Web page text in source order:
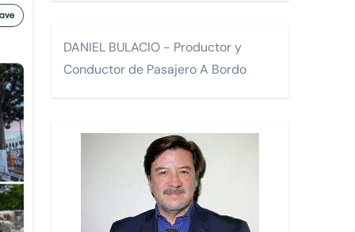
para la comunidad LGTBI en un encuentro
DANIEL BULACIO - Productor y
Conductor de Pasajero A Bordo